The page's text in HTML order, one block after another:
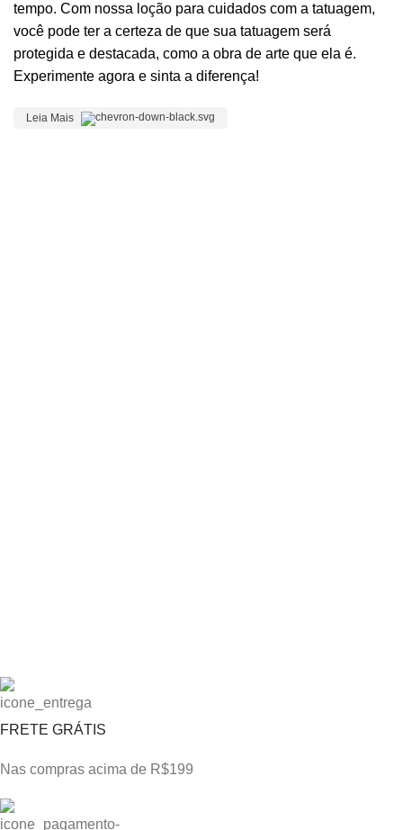
tempo. Com nossa loção para cuidados com a tatuagem,
você pode ter a certeza de que sua tatuagem será
protegida e destacada, como a obra de arte que ela é.
Experimente agora e sinta a diferença!
Leia Mais
FRETE GRÁTIS
Nas compras acima de R$199